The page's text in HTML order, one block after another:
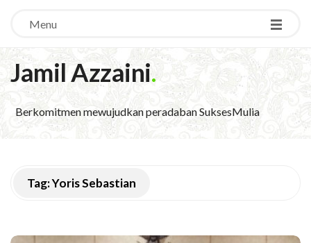
Menu
Jamil Azzaini.
Berkomitmen mewujudkan peradaban SuksesMulia
Tag:Yoris Sebastian